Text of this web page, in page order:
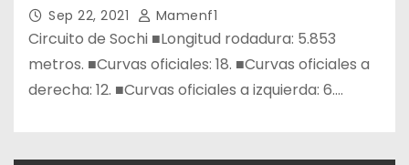
Sep 22, 2021 Mamenf1
Circuito de Sochi ■Longitud rodadura: 5.853
metros. ■Curvas oficiales: 18. ■Curvas oficiales a
derecha: 12. ■Curvas oficiales a izquierda: 6.…